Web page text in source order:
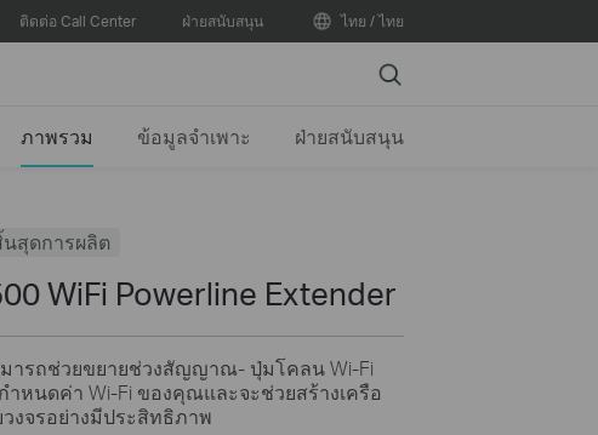
ติดต่อ Call Center ฝ่ายสนับสนุน ไทย / ไทย
Search
ภาพรวม ข้อมูลจำเพาะ ฝ่ายสนับสนุน
นสุดการผลิต
WiFi Powerline Extender
มารถช่วยขยายช่วงสัญญาณ- ปุ่มโคลน Wi-Fi
ำหนดค่า Wi-Fi ของคุณและจะช่วยสร้างเครือ
งจรอย่างมีประสิทธิภาพ